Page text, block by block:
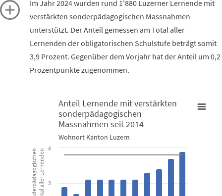
Im Jahr 2024 wurden rund 1'880 Luzerner Lernende mit
verstärkten sonderpädagogischen Massnahmen
unterstützt. Der Anteil gemessen am Total aller
Lernenden der obligatorischen Schulstufe beträgt somit
3,9 Prozent. Gegenüber dem Vorjahr hat der Anteil um 0,2
Prozentpunkte zugenommen.
Anteil Lernende mit verstärkten sonderpädagogischen
Combination chart with 2 data series.
Wohnort Kanton Luzern
View as data table, Anteil Lernende mit verstärkten
The chart has 1 X axis displaying categories.
Anteil Lernende mit verstärkten
sonderpädagogischen
Massnahmen seit 2014
Wohnort Kanton Luzern
3
4